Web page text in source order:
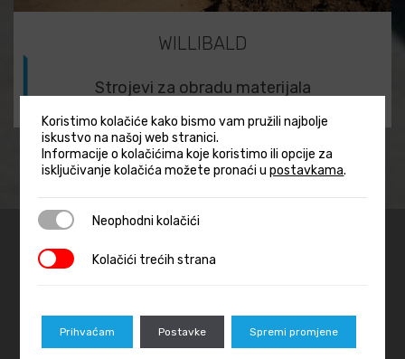
WILLIBALD
Strojevi za obradu materijala
MI U BROJKAMA
Koristimo kolačiće kako bismo vam pružili najbolje
iskustvo na našoj web stranici.
Informacije o kolačićima koje koristimo ili opcije za
isključivanje kolačića možete pronaći upostavkama.
Neophodni kolačići
Neophodni kolačići
Kolačići trećih strana
Kolačići trećih strana
Prihvaćam Postavke Spremi promjene